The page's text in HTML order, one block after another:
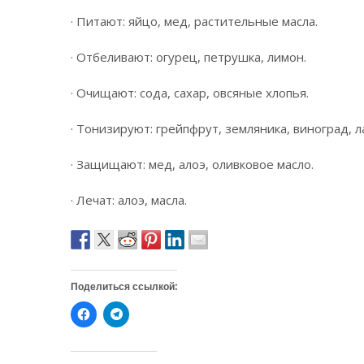
· Питают: яйцо, мед, растительные масла.
· Отбеливают: огурец, петрушка, лимон.
· Очищают: сода, сахар, овсяные хлопья.
· Тонизируют: грейпфрут, земляника, виноград,
· Защищают: мед, алоэ, оливковое масло.
· Лечат: алоэ, масла.
Поделиться ссылкой:
Н
а
и
Н
а
и